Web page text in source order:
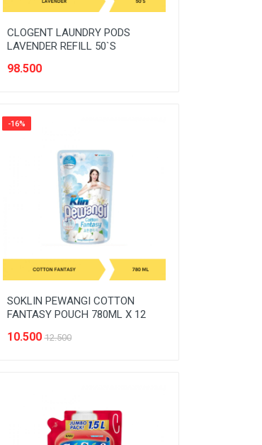
CLOGENT LAUNDRY PODS
LAVENDER REFILL 50`S
98.500
-16%
SOKLIN PEWANGI COTTON
FANTASY POUCH 780ML X 12
10.500 12.500